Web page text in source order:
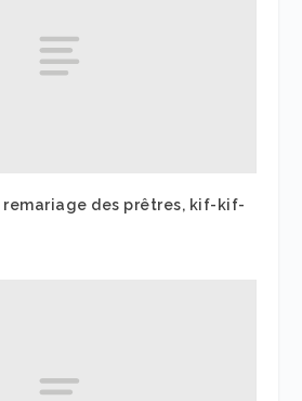
remariage des prêtres, kif-kif-